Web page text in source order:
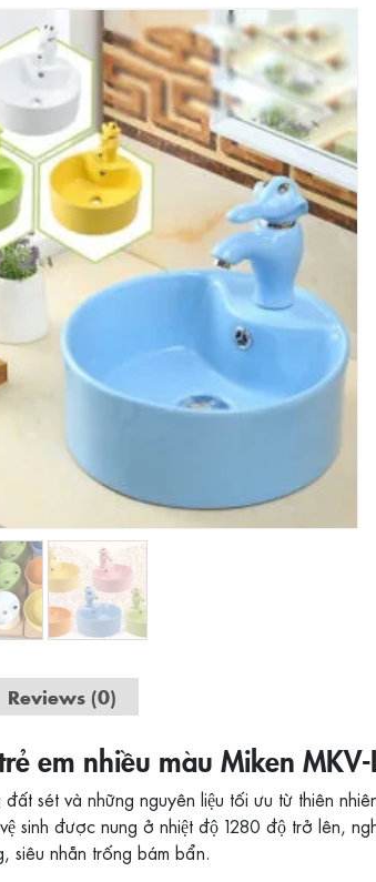
Reviews (0)
em nhiều màu Miken MKV-
sét và những nguyên liệu tối ưu từ thiên
sinh được nung ở nhiệt độ 1280 độ trở lên,
siêu nhẵn trống bám bẩn.